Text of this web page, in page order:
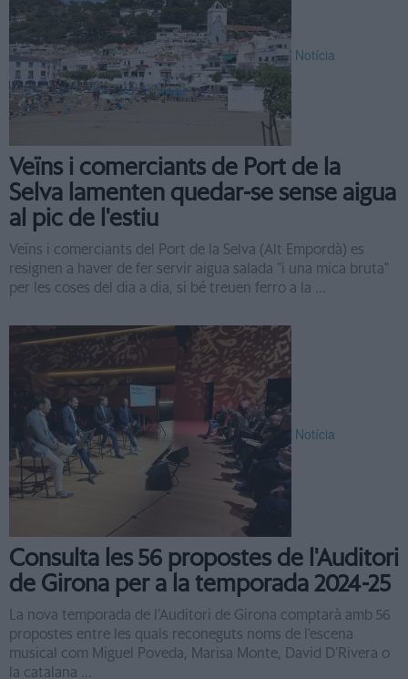
Notícia
Veïns i comerciants de Port de la
Selva lamenten quedar-se sense aigua
al pic de l'estiu
Veïns i comerciants del Port de la Selva (Alt Empordà) es
resignen a haver de fer servir aigua salada "i una mica bruta"
per les coses del dia a dia, si bé treuen ferro a la ...
Notícia
Consulta les 56 propostes de l'Auditori
de Girona per a la temporada 2024-25
La nova temporada de l’Auditori de Girona comptarà amb 56
propostes entre les quals reconeguts noms de l'escena
musical com Miguel Poveda, Marisa Monte, David D’Rivera o
la catalana ...